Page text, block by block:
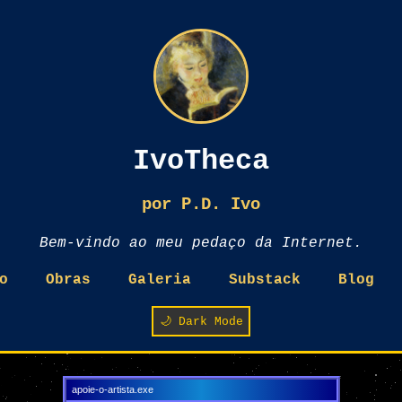
IvoTheca
por P.D. Ivo
Bem-vindo ao meu pedaço da Internet.
Obras Galeria Substack Blog
🌙 Dark Mode
apoie-o-artista.exe